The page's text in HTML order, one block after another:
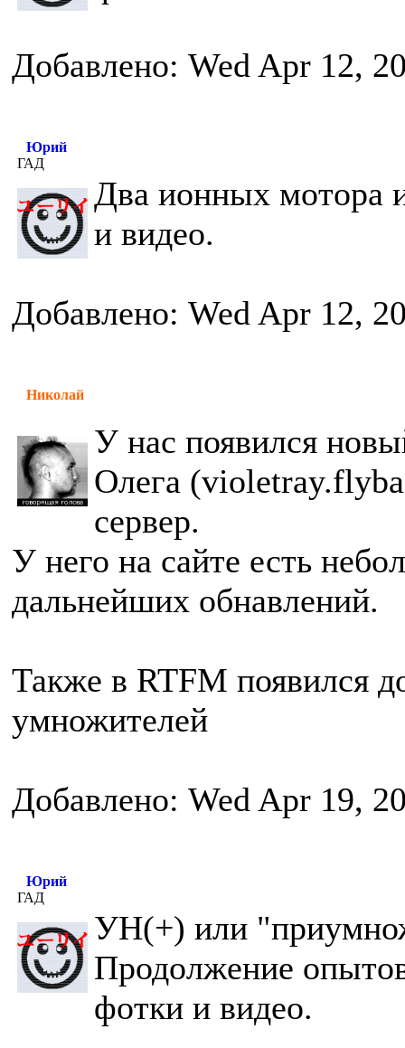
Добавлено: Wed Apr 12,
Юрий
ГАД
Два ионных мотора
и видео.
Добавлено: Wed Apr 12,
Николай
У нас появился
Олега
сервер.
У него на сайте есть
дальнейших обнавлений.
Также в RTFM появился
умножителей
Добавлено: Wed Apr 19,
Юрий
ГАД
УН(+) или
Продолжение
фотки и видео.